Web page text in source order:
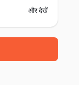
और देखें